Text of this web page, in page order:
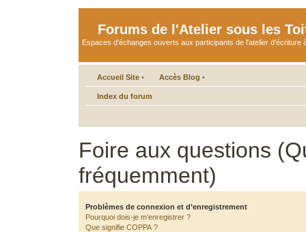
Forums de l'Atelier sous les
Espaces d'échanges ouverts aux participants de l'atelier d'écriture
Accueil Site • Accès Blog •
Index du forum
Foire aux questions
fréquemment)
Problèmes de connexion et d’enregistrement
Pourquoi dois-je m’enregistrer ?
Que signifie COPPA ?